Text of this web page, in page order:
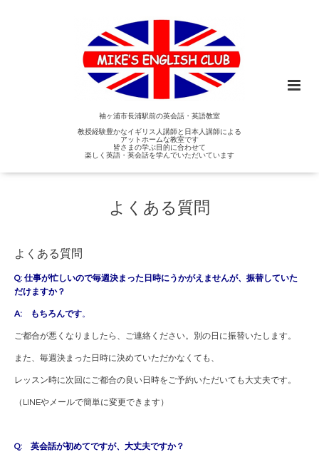
袖ヶ浦市長浦駅前の英会話・英語教室
教授経験豊かなイギリス人講師と日本人講師による
アットホームな教室です
皆さまの学ぶ目的に合わせて
楽しく英語・英会話を学んでいただいています
よくある質問
よくある質問
Q: 仕事が忙しいので毎週決まった日時にうかがえませんが、振替していた
だけますか？
A: もちろんです。
ご都合が悪くなりましたら、ご連絡ください。別の日に振替いたします。
また、毎週決まった日時に決めていただかなくても、
レッスン時に次回にご都合の良い日時をご予約いただいても大丈夫です。
（LINEやメールで簡単に変更できます）
Q: 英会話が初めてですが、大丈夫ですか？